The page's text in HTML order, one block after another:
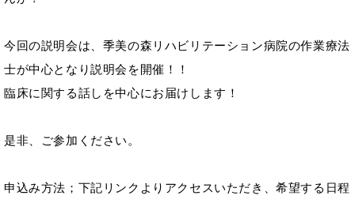
今回の説明会は、季美の森リハビリテーション病院の作業療法
士が中心となり説明会を開催！！
臨床に関する話しを中心にお届けします！
是非、ご参加ください。
申込み方法；下記リンクよりアクセスいただき、希望する日程